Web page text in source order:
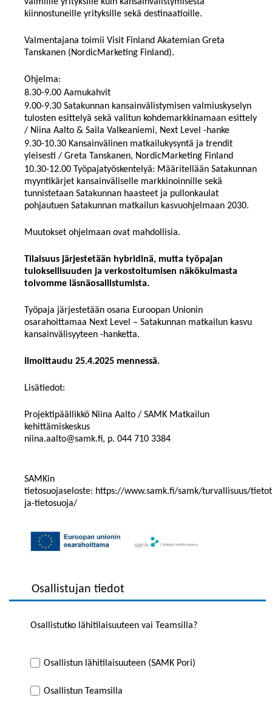
kiinnostuneille yrityksille sekä destinaatioille.
Valmentajana toimii Visit Finland Akatemian Greta
Tanskanen (NordicMarketing Finland).
Ohjelma:
8.30-9.00 Aamukahvit
9.00-9.30 Satakunnan kansainvälistymisen valmiuskyselyn
tulosten esittelyä sekä valitun kohdemarkkinamaan esittely
/ Niina Aalto & Saila Valkeaniemi, Next Level -hanke
9.30-10.30 Kansainvälinen matkailukysyntä ja trendit
yleisesti / Greta Tanskanen, NordicMarketing Finland
10.30-12.00 Työpajatyöskentelyä: Määritellään Satakunnan
myyntikärjet kansainväliselle markkinoinnille sekä
tunnistetaan Satakunnan haasteet ja pullonkaulat
pohjautuen Satakunnan matkailun kasvuohjelmaan 2030.
Muutokset ohjelmaan ovat mahdollisia.
Tilaisuus järjestetään hybridinä, mutta työpajan
tuloksellisuuden ja verkostoitumisen näkökulmasta
toivomme läsnäosallistumista.
Työpaja järjestetään osana Euroopan Unionin
osarahoittamaa Next Level – Satakunnan matkailun kasvu
kansainvälisyyteen -hanketta.
Ilmoittaudu 25.4.2025 mennessä.
Lisätiedot:
Projektipäällikkö Niina Aalto / SAMK Matkailun
kehittämiskeskus
niina.aalto@samk.fi, p. 044 710 3384
SAMKin
tietosuojaseloste: https://www.samk.fi/samk/turvallisuus/
ja-tietosuoja/
Osallistujan tiedot
Osallistutko lähitilaisuuteen vai Teamsilla?
Osallistun lähitilaisuuteen (SAMK Pori)
Osallistun Teamsilla